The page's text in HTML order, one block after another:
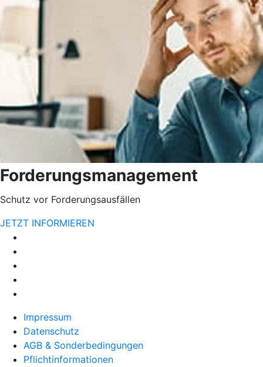
Forderungsmanagement
Schutz vor Forderungsausfällen
JETZT INFORMIEREN
Impressum
Datenschutz
AGB & Sonderbedingungen
Pflichtinformationen